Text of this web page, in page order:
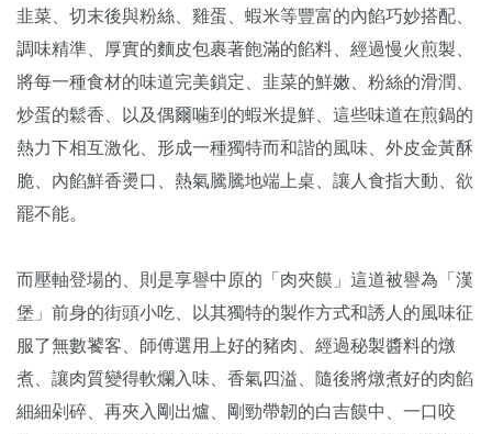
韭菜、切末後與粉絲、雞蛋、蝦米等豐富的內餡巧妙搭配、
調味精準、厚實的麵皮包裹著飽滿的餡料、經過慢火煎製、
將每一種食材的味道完美鎖定、韭菜的鮮嫩、粉絲的滑潤、
炒蛋的鬆香、以及偶爾噛到的蝦米提鮮、這些味道在煎鍋的
熱力下相互激化、形成一種獨特而和諧的風味、外皮金黃酥
脆、內餡鮮香燙口、熱氣騰騰地端上桌、讓人食指大動、欲
罷不能。
而壓軸登場的、則是享譽中原的「肉夾饃」這道被譽為「漢
堡」前身的街頭小吃、以其獨特的製作方式和誘人的風味征
服了無數饕客、師傅選用上好的豬肉、經過秘製醬料的燉
煮、讓肉質變得軟爛入味、香氣四溢、隨後將燉煮好的肉餡
細細剁碎、再夾入剛出爐、剛勁帶韌的白吉饃中、一口咬